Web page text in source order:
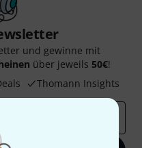
und gewinne mit
über jeweils 50€!
Thomann Insights